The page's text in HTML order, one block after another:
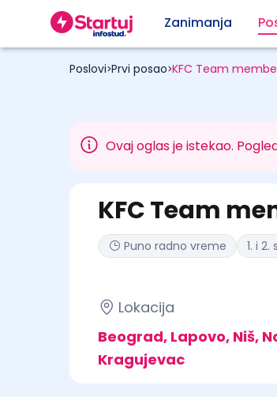
Zanimanja
Poslovi>Prvi posao>KFC Team
Ovaj oglas je istekao.
KFC Team
Lokacija
Beograd, Lapovo, Niš,
Kragujevac
Puno radno vreme 1. i